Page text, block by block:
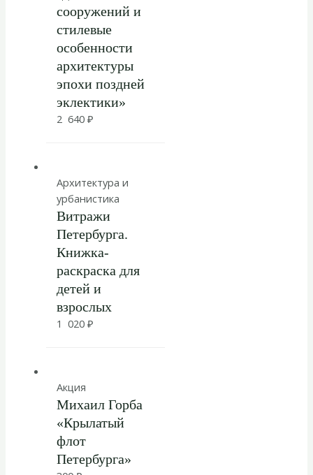
сооружений и
стилевые
особенности
архитектуры
эпохи поздней
эклектики»
2 640 ₽
Архитектура и
урбанистика
Витражи
Петербурга.
Книжка-
раскраска для
детей и
взрослых
1 020 ₽
Акция
Михаил Горба
«Крылатый
флот
Петербурга»